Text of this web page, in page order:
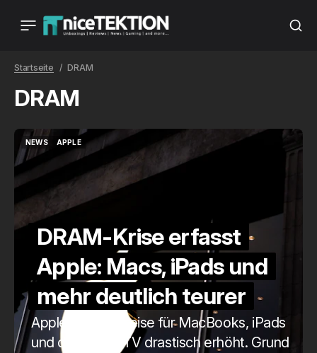
Startseite DRAM
DRAM
NEWS
NEWS
APPLE
DRAM-Krise erfasst
Apple: Macs, iPads und
mehr deutlich teurer
Apple hat die Preise für MacBooks, iPads
und das Apple TV drastisch erhöht. Grund